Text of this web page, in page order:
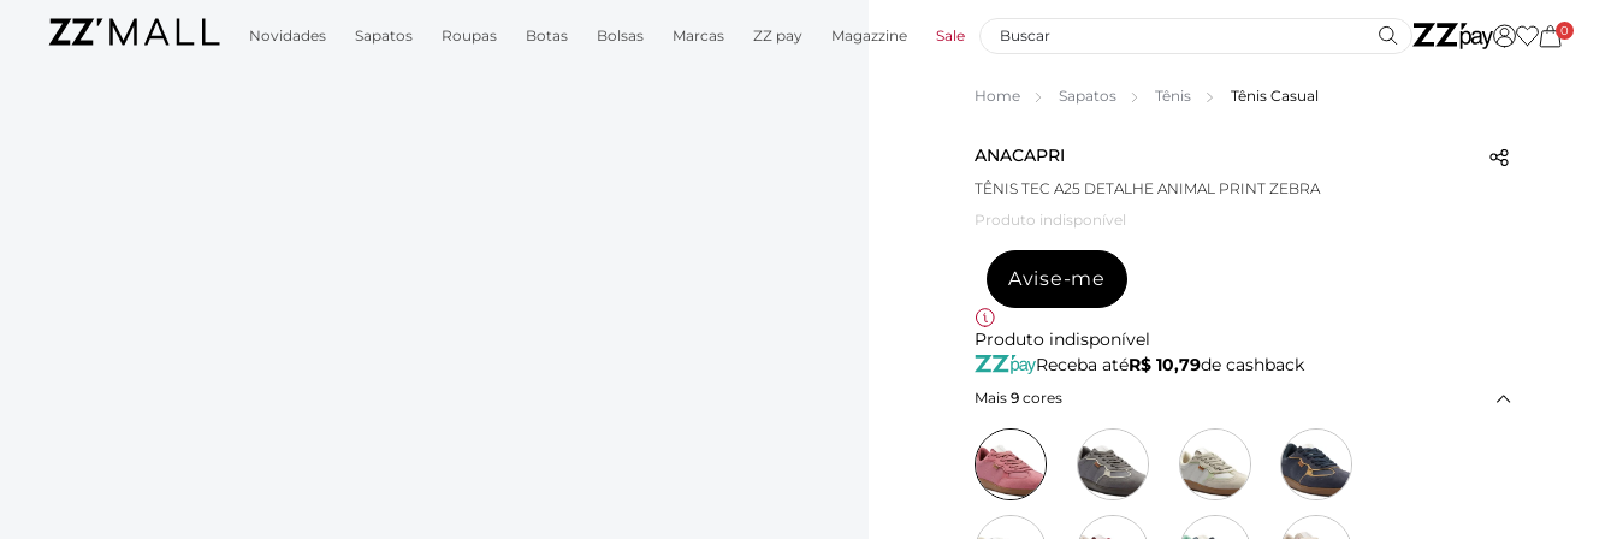
Novidades Sapatos Roupas Botas Bolsas Marcas ZZ pay Magazzine Sale 0
Home Sapatos Tênis Tênis Casual
ANACAPRI
TÊNIS TEC A25 DETALHE ANIMAL PRINT ZEBRA
Produto indisponível
Avise-me
Produto indisponível
Receba atéR$ 10,79de cashback
Mais 9 cores